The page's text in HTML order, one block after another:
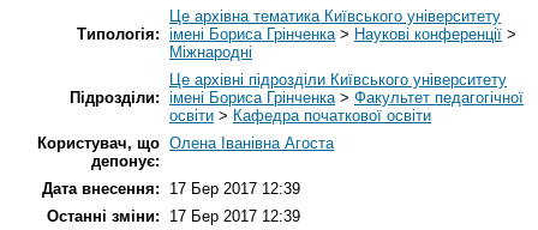
Типологія:
Це архівна тематика Київського університету
імені Бориса Грінченка> Наукові конференції >
Міжнародні
Підрозділи:
Це архівні підрозділи Київського університету
імені Бориса Грінченка> Факультет педагогічної
освіти > Кафедра початкової освіти
Користувач, що
депонує:
Олена Іванівна Агоста
Дата внесення:
17 Бер 2017 12:39
Останні зміни:
17 Бер 2017 12:39